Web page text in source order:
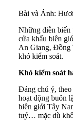
Bài và Ảnh:
Những diễn biến
cửa khẩu biên
An Giang, Đồng
khó kiểm soát.
Khó kiểm soát
Đáng chú ý, theo
hoạt động buôn
biên giới Tây
tuý… mặc dù